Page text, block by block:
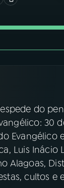
do
30
Evangélico
Luis Inácio
Alagoas,
cultos e